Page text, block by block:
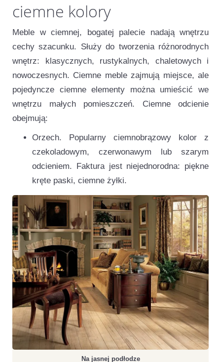
ciemne kolory
Meble w ciemnej, bogatej palecie nadają wnętrzu
cechy szacunku. Służy do tworzenia różnorodnych
wnętrz: klasycznych, rustykalnych, chaletowych i
nowoczesnych. Ciemne meble zajmują miejsce, ale
pojedyncze ciemne elementy można umieścić we
wnętrzu małych pomieszczeń. Ciemne odcienie
obejmują:
Orzech. Popularny ciemnobrązowy kolor z
czekoladowym, czerwonawym lub szarym
odcieniem. Faktura jest niejednorodna: piękne
kręte paski, ciemne żyłki.
Na jasnej podłodze